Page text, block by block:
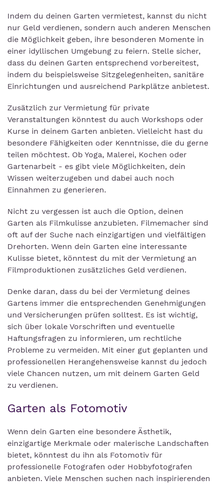
Indem du deinen Garten vermietest, kannst du nicht
nur Geld verdienen, sondern auch anderen Menschen
die Möglichkeit geben, ihre besonderen Momente in
einer idyllischen Umgebung zu feiern. Stelle sicher,
dass du deinen Garten entsprechend vorbereitest,
indem du beispielsweise Sitzgelegenheiten, sanitäre
Einrichtungen und ausreichend Parkplätze anbietest.
Zusätzlich zur Vermietung für private
Veranstaltungen könntest du auch Workshops oder
Kurse in deinem Garten anbieten. Vielleicht hast du
besondere Fähigkeiten oder Kenntnisse, die du gerne
teilen möchtest. Ob Yoga, Malerei, Kochen oder
Gartenarbeit - es gibt viele Möglichkeiten, dein
Wissen weiterzugeben und dabei auch noch
Einnahmen zu generieren.
Nicht zu vergessen ist auch die Option, deinen
Garten als Filmkulisse anzubieten. Filmemacher sind
oft auf der Suche nach einzigartigen und vielfältigen
Drehorten. Wenn dein Garten eine interessante
Kulisse bietet, könntest du mit der Vermietung an
Filmproduktionen zusätzliches Geld verdienen.
Denke daran, dass du bei der Vermietung deines
Gartens immer die entsprechenden Genehmigungen
und Versicherungen prüfen solltest. Es ist wichtig,
sich über lokale Vorschriften und eventuelle
Haftungsfragen zu informieren, um rechtliche
Probleme zu vermeiden. Mit einer gut geplanten und
professionellen Herangehensweise kannst du jedoch
viele Chancen nutzen, um mit deinem Garten Geld
zu verdienen.
Garten als Fotomotiv
Wenn dein Garten eine besondere Ästhetik,
einzigartige Merkmale oder malerische Landschaften
bietet, könntest du ihn als Fotomotiv für
professionelle Fotografen oder Hobbyfotografen
anbieten. Viele Menschen suchen nach inspirierenden